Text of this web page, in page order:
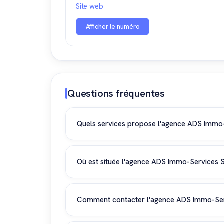
Site web
Afficher le numéro
Questions fréquentes
Quels services propose l'agence ADS
ADS Immo-Services Sàrl propose des
recherche et la vente de biens immobiliers.
Où est située l'agence ADS Immo-Services
L'agence ADS Immo-Services Sàrl est
marché immobilier local et dans le canton de
Comment contacter l'agence ADS Immo-
Vous pouvez prendre contact avec ADS